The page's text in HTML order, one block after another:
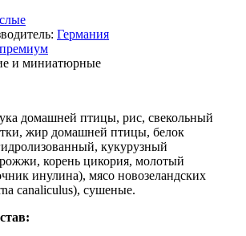
Германия
премиум
и миниатюрные
домашней птицы, рис, свекольный
жир домашней птицы, белок
кукурузный
корень цикория, молотый
инулина), мясо новозеландских
canaliculus), сушеные.